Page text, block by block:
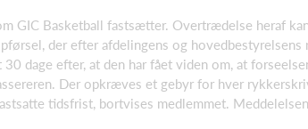
GIC Basketball fastsætter. Overtrædelse heraf
der efter afdelingens og hovedbestyrelsens
dage efter, at den har fået viden om, at
Der opkræves et gebyr for hver
tidsfrist, bortvises medlemmet.